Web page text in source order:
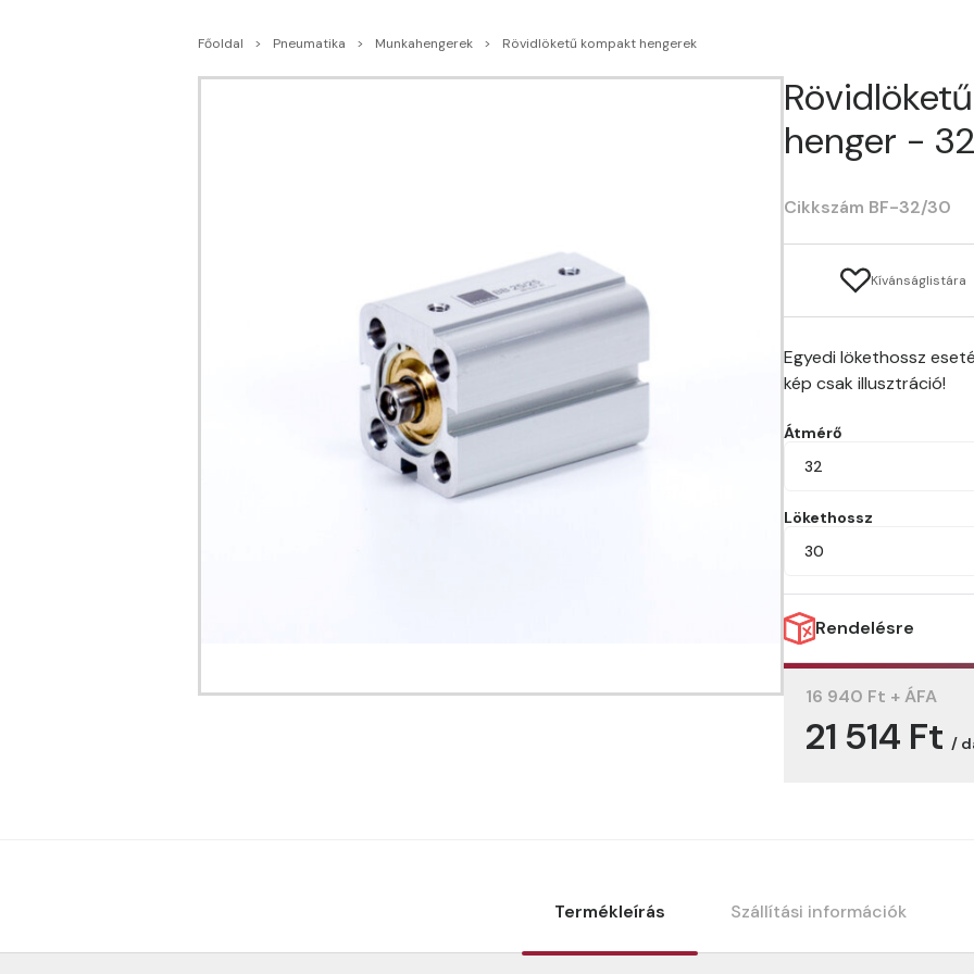
Főoldal Pneumatika Munkahengerek Rövidlöketű kompakt hengerek
henger -
Cikkszám BF-32/30
Kívánságlistára
Egyedi lökethossz
kép csak illusztráció!
Átmérő
32
Lökethossz
30
Rendelésre
16 940 Ft + ÁFA
21 514 Ft /
Termékleírás Szállítási információk